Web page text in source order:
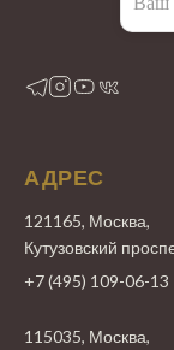
АДРЕС
121165, Москва,
Кутузовский
+7 (495) 109-06-13
115035, Москва,